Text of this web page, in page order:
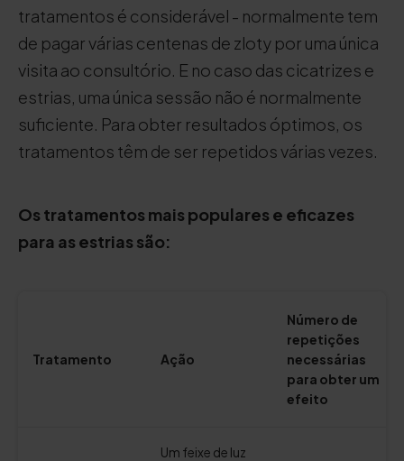
tratamentos é considerável - normalmente tem
de pagar várias centenas de zloty por uma única
visita ao consultório. E no caso das cicatrizes e
estrias, uma única sessão não é normalmente
suficiente. Para obter resultados óptimos, os
tratamentos têm de ser repetidos várias vezes.
Os tratamentos mais populares e eficazes
para as estrias são:
Tratamento Ação
Número de
repetições
necessárias
para obter um
efeito
Um feixe de luz